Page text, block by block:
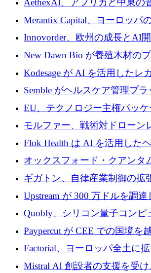
AethexAI、アフリカと中東の
ストラクチャを構築するため
Merantix Capital、ヨーロッパ
スタートアップ向けに 1 億
ァンドを立ち上げる
Innovorder、欧州の成長とAI
めに2,000万ユーロを確保
New Dawn Bio が養殖木材の
ドで 210 万ユーロを調達
Kodesage が AI を活用したレ
ェアの最新化のために 660 万
Semble がヘルスケア管理プ
拡大するためにシリーズ C で
を調達
EU、テクノロジー主権パッ
保護」に関するものだと発言
モルファー、戦術対ドローン
ムを最前線に近づけるために
Flok Health は AI を活用した
ットフォームの成長に 1,250
オックスフォード・クアンタ
が「成人向け」2億6,000万ポ
ラウンドを獲得
ギガトン、自律産業制御の拡
ルを調達
Upstream が 300 万ドルを調達
Xavier Niel が支援する共同 AI
げる
Quobly、シリコン量子コンピ
商用化のためにシリーズ A で
ーロを調達
Paypercut が CEE での国境を
拡大するために 500 万ユーロ
Factorial、ヨーロッパ全土に
億ドルの評価額で1億5,000万
Mistral AI 創設者の支援を受け